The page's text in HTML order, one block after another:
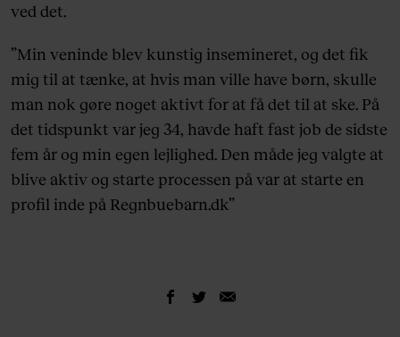
ved det.
”Min veninde blev kunstig insemineret, og det fik
mig til at tænke, at hvis man ville have børn, skulle
man nok gøre noget aktivt for at få det til at ske. På
det tidspunkt var jeg 34, havde haft fast job de sidste
fem år og min egen lejlighed. Den måde jeg valgte at
blive aktiv og starte processen på var at starte en
profil inde på Regnbuebarn.dk”